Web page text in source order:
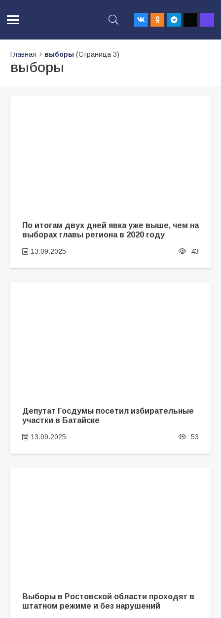
Главная выборы (Страница 3)
выборы
По итогам двух дней явка уже выше, чем на
выборах главы региона в 2020 году
13.09.2025 43
Депутат Госдумы посетил избирательные
участки в Батайске
13.09.2025 53
Выборы в Ростовской области проходят в
штатном режиме и без нарушений